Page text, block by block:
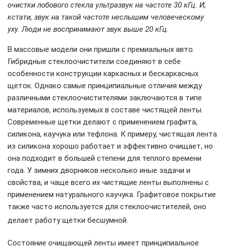
очистки лобового стекла ультразвук на частоте 30 кГц. И,
кстати, звук на такой частоте неслышим человеческому
уху. Люди не воспринимают звук выше 20 кГц.
В массовые модели они пришли с премиальных авто.
Гибридные стеклоочистители соединяют в себе
особенности конструкции каркасных и бескаркасных
щеток. Однако самые принципиальные отличия между
различными стеклоочистителями заключаются в типе
материалов, используемых в составе чистящей ленты.
Современные щетки делают с применением графита,
силикона, каучука или тефлона. К примеру, чистящая лента
из силикона хорошо работает и эффективно очищает, но
она подходит в большей степени для теплого времени
года. У зимних дворников несколько иные задачи и
свойства, и чаще всего их чистящие ленты выполнены с
применением натурального каучука. Графитовое покрытие
также часто используется для стеклоочистителей, оно
делает работу щетки бесшумной.
Состояние очищающей ленты имеет принципиальное